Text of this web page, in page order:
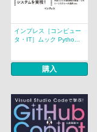
インプレス［コンピュー
タ・IT］ムック Pytho...
購入